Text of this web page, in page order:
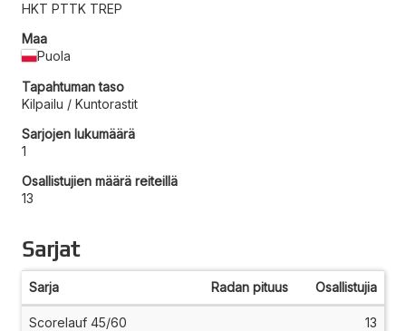
HKT PTTK TREP
Maa
Puola
Tapahtuman taso
Kilpailu / Kuntorastit
Sarjojen lukumäärä
1
Osallistujien määrä reiteillä
13
Sarjat
Sarja Radan pituus Osallistujia
Scorelauf 45/60 13